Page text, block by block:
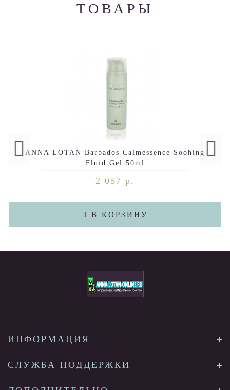
ТОВАРЫ
ANNA LOTAN Barbados Calmessence Soohing
Fluid Gel 50ml
2 057 р.
В КОРЗИНУ
ИНФОРМАЦИЯ
СЛУЖБА ПОДДЕРЖКИ